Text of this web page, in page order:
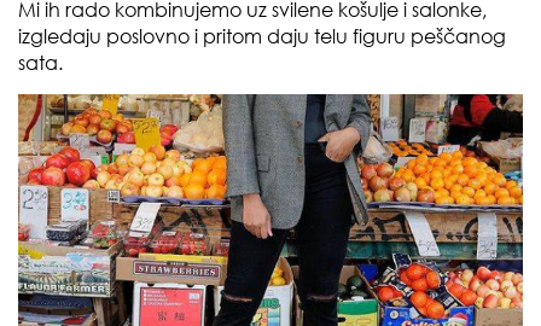
Mi ih rado kombinujemo uz svilene košulje i salonke,
izgledaju poslovno i pritom daju telu figuru peščanog
sata.